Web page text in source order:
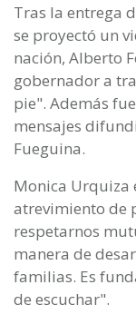
Tras la entrega
se proyectó un
nación, Alberto
gobernador a
pie". Además
mensajes
Fueguina.
Monica Urquiza
atrevimiento de
respetarnos
manera de
familias. Es
de escuchar".